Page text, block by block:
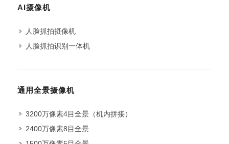
AI摄像机
人脸抓拍摄像机
人脸抓拍识别一体机
通用全景摄像机
3200万像素4目全景（机内拼接）
2400万像素8目全景